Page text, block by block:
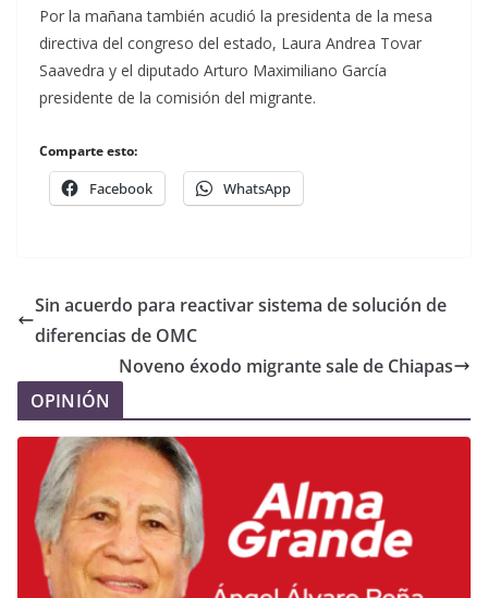
Por la mañana también acudió la presidenta de la mesa
directiva del congreso del estado, Laura Andrea Tovar
Saavedra y el diputado Arturo Maximiliano García
presidente de la comisión del migrante.
Comparte esto:
Facebook WhatsApp
Sin acuerdo para reactivar sistema de solución de
diferencias de OMC
Noveno éxodo migrante sale de Chiapas
OPINIÓN